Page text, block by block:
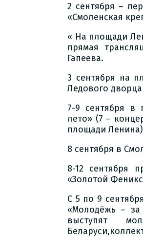
2 сентября –
«Смоленская
« На площади
прямая
Гапеева.
3 сентября на
Ледового
7-9 сентября в
лето» (7 –
площади
8 сентября в
8-12 сентября
«Золотой
С 5 по 9
«Молодёжь – за
выступят